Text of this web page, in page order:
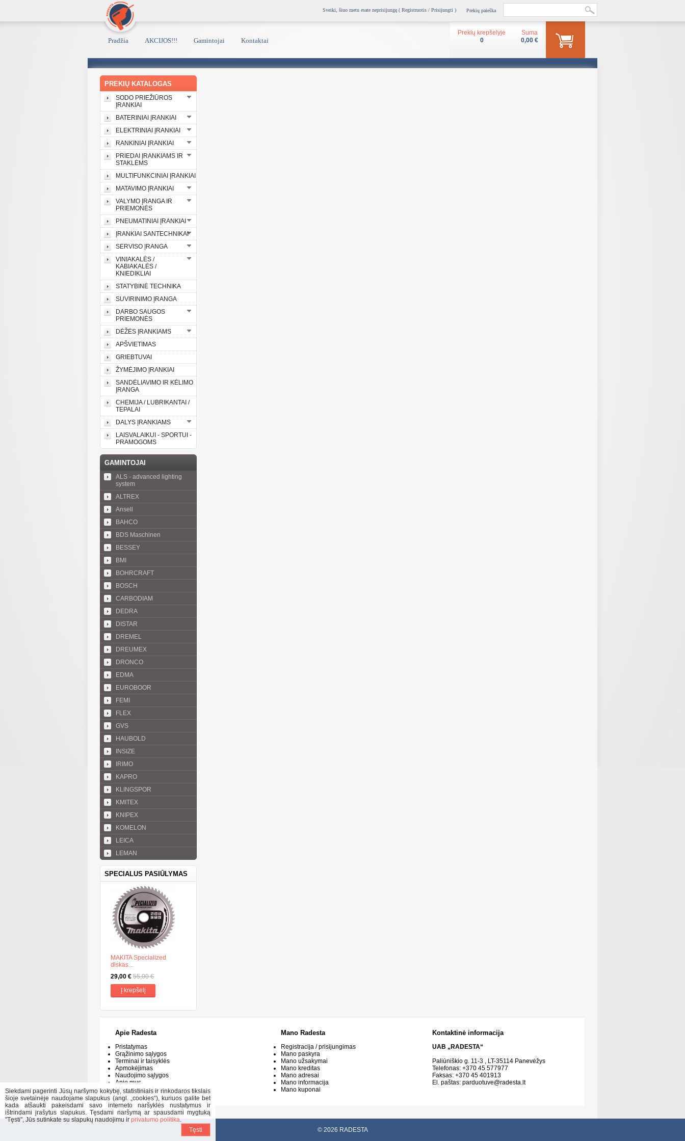
Prekių paieška
Sveiki, šiuo metu esate neprisijungę ( Registruotis / Prisijungti )
Pradžia AKCIJOS!!! Gamintojai Kontaktai
Suma
0,00 €
Prekių krepšelyje
0
PREKIŲ KATALOGAS
SODO PRIEŽIŪROS
ĮRANKIAI
BATERINIAI ĮRANKIAI
ELEKTRINIAI ĮRANKIAI
RANKINIAI ĮRANKIAI
PRIEDAI ĮRANKIAMS IR
STAKLĖMS
MULTIFUNKCINIAI ĮRANKIAI
MATAVIMO ĮRANKIAI
VALYMO ĮRANGA IR
PRIEMONĖS
PNEUMATINIAI ĮRANKIAI
ĮRANKIAI SANTECHNIKAI
SERVISO ĮRANGA
VINIAKALĖS /
KABIAKALĖS /
KNIEDIKLIAI
STATYBINĖ TECHNIKA
SUVIRINIMO ĮRANGA
DARBO SAUGOS
PRIEMONĖS
DĖŽĖS ĮRANKIAMS
APŠVIETIMAS
GRIEBTUVAI
ŽYMĖJIMO ĮRANKIAI
SANDĖLIAVIMO IR KĖLIMO
ĮRANGA
CHEMIJA / LUBRIKANTAI /
TEPALAI
DALYS ĮRANKIAMS
LAISVALAIKUI - SPORTUI -
PRAMOGOMS
GAMINTOJAI
ALS - advanced lighting
system
ALTREX
Ansell
BAHCO
BDS Maschinen
BESSEY
BMI
BOHRCRAFT
BOSCH
CARBODIAM
DEDRA
DISTAR
DREMEL
DREUMEX
DRONCO
EDMA
EUROBOOR
FEMI
FLEX
GVS
HAUBOLD
INSIZE
IRIMO
KAPRO
KLINGSPOR
KMITEX
KNIPEX
KOMELON
LEICA
LEMAN
SPECIALUS PASIŪLYMAS
MAKITA Specialized
diskas...
29,00 € 55,00 €
Į krepšelį
Apie Radesta
Pristatymas
Grąžinimo sąlygos
Terminai ir taisyklės
Apmokėjimas
Naudojimo sąlygos
Apie mus
Mūsų parduotuvės
Mano Radesta
Registracija / prisijungimas
Mano paskyra
Mano užsakymai
Mano kreditas
Mano adresai
Mano informacija
Mano kuponai
Kontaktinė informacija
UAB „RADESTA“
Paliūniškio g. 11-3 , LT-35114 Panevėžys
Telefonas: +370 45 577977
Faksas: +370 45 401913
El. paštas: parduotuve@radesta.lt
© 2026 RADESTA
Siekdami pagerinti Jūsų naršymo kokybę, statistiniais ir rinkodaros tikslais
šioje svetainėje naudojame slapukus (angl. „cookies“), kuriuos galite bet
kada atšaukti pakeisdami savo interneto naršyklės nustatymus ir
ištrindami įrašytus slapukus. Tęsdami naršymą ar spausdami mygtuką
"Tęsti", Jūs sutinkate su slapukų naudojimu ir privatumo politika.
Tęsti